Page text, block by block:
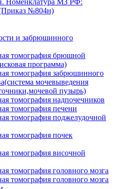
Номенклатура МЗ РФ:
№804н)
и забрюшинного
томография брюшной
программа)
томография забрюшинного
мочевыведения
пузырь)
томография надпочечников
томография печени
томография поджелудочной
томография почек
томография височной
томография головного мозга
томография головного мозга